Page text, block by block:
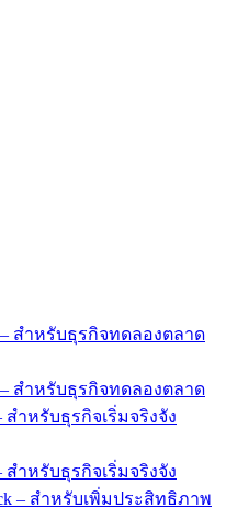
– สำหรับธุรกิจทดลองตลาด
– สำหรับธุรกิจทดลองตลาด
สำหรับธุรกิจเริ่มจริงจัง
สำหรับธุรกิจเริ่มจริงจัง
– สำหรับเพิ่มประสิทธิภาพ